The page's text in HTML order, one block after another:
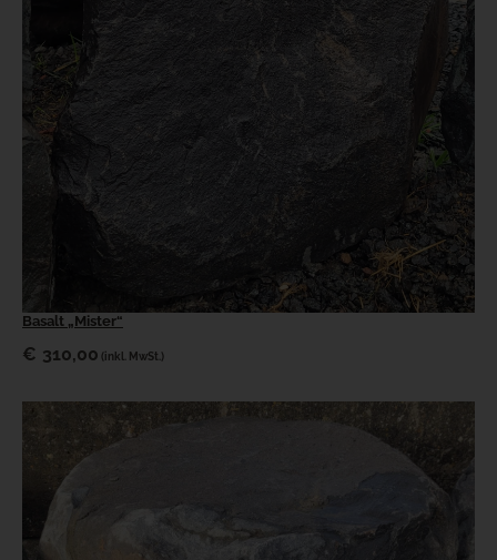
Basalt „Mister“
€ 310,00 (inkl. MwSt.)